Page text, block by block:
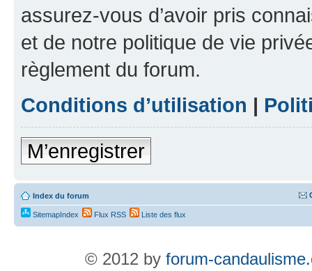
assurez-vous d’avoir pris
et de notre politique de vie
règlement du forum.
Conditions d’utilisation |
M’enregistrer
Index du forum
SitemapIndex Flux RSS Liste des flux
© 2012 by forum-